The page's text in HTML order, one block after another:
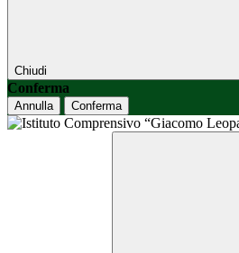
Chiudi
Conferma
Annulla Conferma